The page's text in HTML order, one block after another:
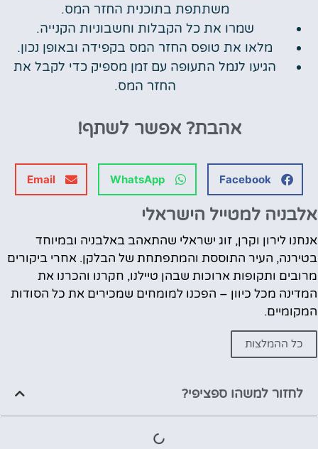
משתתפת בתוכנית החזר המס.
שמרו את כל הקבלות וחשבוניות הקנייה.
מלאו את טופס החזר המס בקפידה ובאופן נכון.
הגיעו לנמל התעופה עם זמן מספיק כדי לקבל את
החזר המס.
אהבת? אפשר לשתף!
Facebook
WhatsApp
Email
אלבניה למטייל הישראלי
אנחנו לירון וקרן, זוג ישראלי שהתאהב באלבניה ובמיוחד
בטירנה, העיר התוססת והמתפתחת של הבלקן. אחרי ביקורים
מרובים ותקופות ארוכות שבהן טיילנו, חקרנו והכרנו את
המדינה מכל כיוון – הפכנו למומחים שמכירים את כל הסודות
המקומיים.
כל ההמלצות
לחזור למשהו ספציפי?